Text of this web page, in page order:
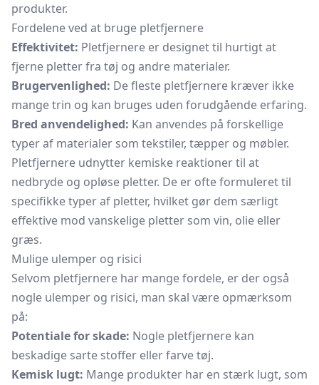
produkter.
Fordelene ved at bruge pletfjernere
Effektivitet: Pletfjernere er designet til hurtigt at
fjerne pletter fra tøj og andre materialer.
Brugervenlighed: De fleste pletfjernere kræver ikke
mange trin og kan bruges uden forudgående erfaring.
Bred anvendelighed: Kan anvendes på forskellige
typer af materialer som tekstiler, tæpper og møbler.
Pletfjernere udnytter kemiske reaktioner til at
nedbryde og opløse pletter. De er ofte formuleret til
specifikke typer af pletter, hvilket gør dem særligt
effektive mod vanskelige pletter som vin, olie eller
græs.
Mulige ulemper og risici
Selvom pletfjernere har mange fordele, er der også
nogle ulemper og risici, man skal være opmærksom
på:
Potentiale for skade: Nogle pletfjernere kan
beskadige sarte stoffer eller farve tøj.
Kemisk lugt: Mange produkter har en stærk lugt, som